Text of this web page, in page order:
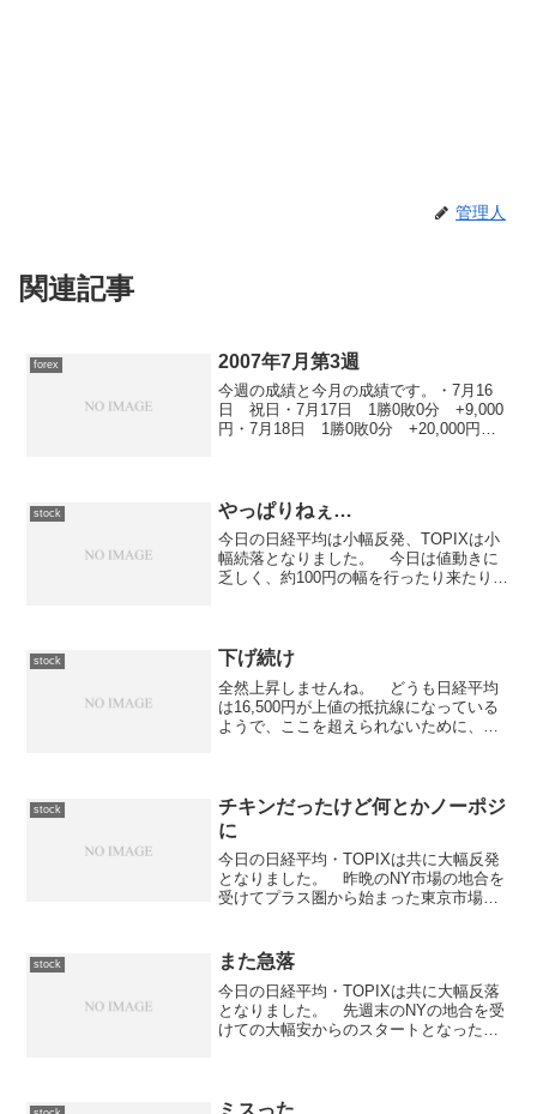
管理人
関連記事
forex 2007年7月第3週
今週の成績と今月の成績です。・7月16
日 祝日・7月17日 1勝0敗0分 +9,000
円・7月18日 1勝0敗0分 +20,000円・7
stock やっぱりねぇ…
今日の日経平均は小幅反発、TOPIXは小
幅続落となりました。 今日は値動きに
乏しく、約100円の幅を行ったり来たりと
です。今日のスト...
stock 下げ続け
全然上昇しませんね。 どうも日経平均
は16,500円が上値の抵抗線になっている
ようで、ここを超えられないために、せ
すね。 い...
stock
チキンだったけど何とかノーポジ
に
今日の日経平均・TOPIXは共に大幅反発
となりました。 昨晩のNY市場の地合を
受けてプラス圏から始まった東京市場で
での揉み合いとなりました。 後場に入
ってからも...
stock また急落
今日の日経平均・TOPIXは共に大幅反落
となりました。 先週末のNYの地合を受
けての大幅安からのスタートとなった東
く、徐々に切り崩され...
ミスった